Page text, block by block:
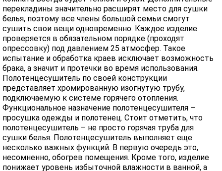
перекладины значительно расширят место для сушки
белья, поэтому все члены большой семьи смогут
сушить свои вещи одновременно. Каждое изделие
проверяется в обязательном порядке (проходят
опрессовку) под давлением 25 атмосфер. Такое
испытание и обработка краев исключает возможность
брака, а значит и протечки во время использования.
Полотенцесушитель по своей конструкции
представляет хромированную изогнутую трубу,
подключаемую к системе горячего отопления.
Функциональное назначение полотенцесушителя –
просушка одежды и полотенец. Стоит отметить, что
полотенцесушитель – не просто горячая труба для
сушки белья. Полотенцесушитель выполняет еще
несколько важных функций. В первую очередь это,
несомненно, обогрев помещения. Кроме того, изделие
понижает уровень избыточной влажности в ванной, а